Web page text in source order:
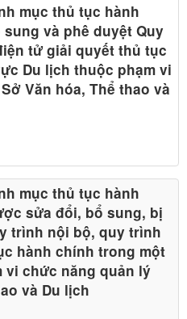
mục thủ tục hành
và phê duyệt Quy
tử giải quyết thủ tục
Du lịch thuộc phạm vi
Văn hóa, Thể thao và
mục thủ tục hành
sửa đổi, bổ sung, bị
trình nội bộ, quy trình
hành chính trong một
chức năng quản lý
và Du lịch